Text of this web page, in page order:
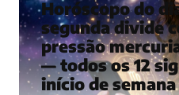
Horóscopo do
segunda divide
pressão
— todos os 12
início de